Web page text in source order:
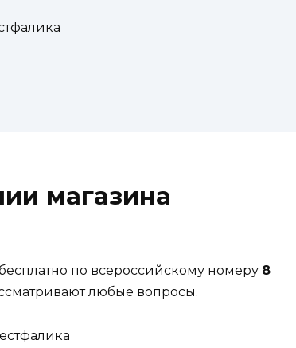
магазина
по всероссийскому номеру 8
любые вопросы.